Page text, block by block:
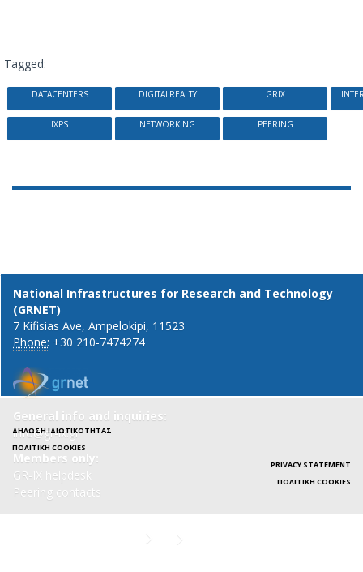
Tagged:
DATACENTERS DIGITALREALTY GRIX
IXPS NETWORKING PEERING
National Infrastructures for Research and Technology
(GRNET)
7 Kifisias Ave, Ampelokipi, 11523
Phone: +30 210-7474274
General info and inquiries:
info@gr-ix.gr
Members only:
GR-IX helpdesk
Peering contacts
ΔΉΛΩΣΗ ΙΔΙΩΤΙΚΌΤΗΤΑΣ
ΠΟΛΙΤΙΚΉ COOKIES
PRIVACY STATEMENT
ΠΟΛΙΤΙΚΉ COOKIES